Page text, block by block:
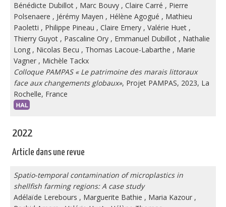
Bénédicte Dubillot , Marc Bouvy , Claire Carré , Pierre
Polsenaere , Jérémy Mayen , Hélène Agogué , Mathieu
Paoletti , Philippe Pineau , Claire Emery , Valérie Huet ,
Thierry Guyot , Pascaline Ory , Emmanuel Dubillot , Nathalie
Long , Nicolas Becu , Thomas Lacoue-Labarthe , Marie
Vagner , Michèle Tackx
Colloque PAMPAS « Le patrimoine des marais littoraux
face aux changements globaux», Projet PAMPAS, 2023, La
Rochelle, France
2022
Article dans une revue
Spatio-temporal contamination of microplastics in
shellfish farming regions: A case study
Adélaïde Lerebours , Marguerite Bathie , Maria Kazour ,